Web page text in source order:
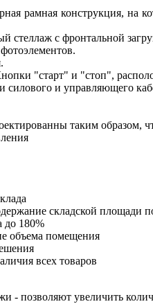
рамная конструкция, на
стеллаж с фронтальной
"старт" и "стоп",
силового и управляющего
таким образом,
складской
до 180%
объема помещения
всех товаров
- позволяют увеличить